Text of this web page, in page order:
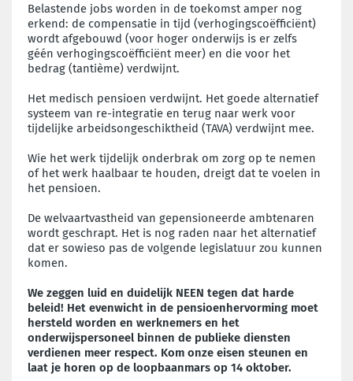
Belastende jobs worden in de toekomst amper nog
erkend: de compensatie in tijd (verhogingscoëfficiënt)
wordt afgebouwd (voor hoger onderwijs is er zelfs
géén verhogingscoëfficiënt meer) en die voor het
bedrag (tantième) verdwijnt.
Het medisch pensioen verdwijnt. Het goede alternatief
systeem van re-integratie en terug naar werk voor
tijdelijke arbeidsongeschiktheid (TAVA) verdwijnt mee.
Wie het werk tijdelijk onderbrak om zorg op te nemen
of het werk haalbaar te houden, dreigt dat te voelen in
het pensioen.
De welvaartvastheid van gepensioneerde ambtenaren
wordt geschrapt. Het is nog raden naar het alternatief
dat er sowieso pas de volgende legislatuur zou kunnen
komen.
We zeggen luid en duidelijk NEEN tegen dat harde
beleid! Het evenwicht in de pensioenhervorming moet
hersteld worden en werknemers en het
onderwijspersoneel binnen de publieke diensten
verdienen meer respect. Kom onze eisen steunen en
laat je horen op de loopbaanmars op 14 oktober.